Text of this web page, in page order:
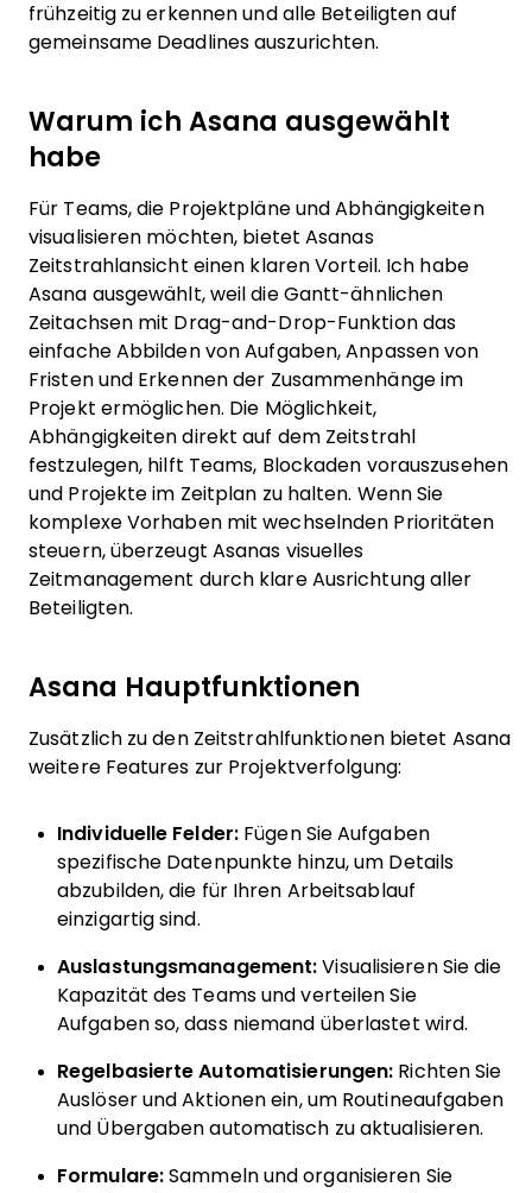
frühzeitig zu erkennen und alle Beteiligten auf
gemeinsame Deadlines auszurichten.
Warum ich Asana ausgewählt
habe
Für Teams, die Projektpläne und Abhängigkeiten
visualisieren möchten, bietet Asanas
Zeitstrahlansicht einen klaren Vorteil. Ich habe
Asana ausgewählt, weil die Gantt-ähnlichen
Zeitachsen mit Drag-and-Drop-Funktion das
einfache Abbilden von Aufgaben, Anpassen von
Fristen und Erkennen der Zusammenhänge im
Projekt ermöglichen. Die Möglichkeit,
Abhängigkeiten direkt auf dem Zeitstrahl
festzulegen, hilft Teams, Blockaden vorauszusehen
und Projekte im Zeitplan zu halten. Wenn Sie
komplexe Vorhaben mit wechselnden Prioritäten
steuern, überzeugt Asanas visuelles
Zeitmanagement durch klare Ausrichtung aller
Beteiligten.
Asana Hauptfunktionen
Zusätzlich zu den Zeitstrahlfunktionen bietet Asana
weitere Features zur Projektverfolgung:
Individuelle Felder: Fügen Sie Aufgaben
spezifische Datenpunkte hinzu, um Details
abzubilden, die für Ihren Arbeitsablauf
einzigartig sind.
Auslastungsmanagement: Visualisieren Sie die
Kapazität des Teams und verteilen Sie
Aufgaben so, dass niemand überlastet wird.
Regelbasierte Automatisierungen: Richten Sie
Auslöser und Aktionen ein, um Routineaufgaben
und Übergaben automatisch zu aktualisieren.
Formulare: Sammeln und organisieren Sie